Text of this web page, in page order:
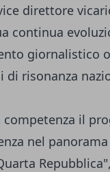
direttore
continua
giornalistico
risonanza
il
nel